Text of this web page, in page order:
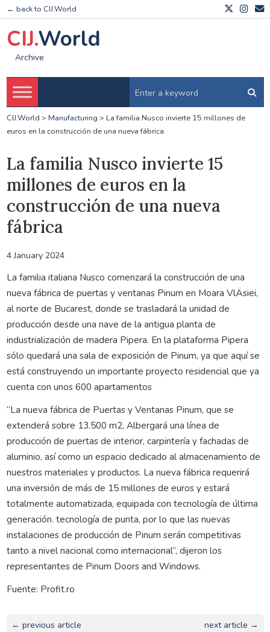
← back to CIJ.World
CIJ.World
Archive
CIJ.World > Manufacturing > La familia Nusco invierte 15 millones de
euros en la construcción de una nueva fábrica
La familia Nusco invierte 15
millones de euros en la
construcción de una nueva
fábrica
4 January 2024
La familia italiana Nusco comenzará la construcción de una
nueva fábrica de puertas y ventanas Pinum en Moara VlÄsiei,
al norte de Bucarest, donde se trasladará la unidad de
producción desde una nave de la antigua planta de
industrialización de madera Pipera. En la plataforma Pipera
sólo quedará una sala de exposición de Pinum, ya que aquí se
está construyendo un importante proyecto residencial que ya
cuenta con unos 600 apartamentos
“La nueva fábrica de Puertas y Ventanas Pinum, que se
extenderá sobre 13.500 m2, Albergará una línea de
producción de puertas de interior, carpintería y fachadas de
aluminio, así como un espacio dedicado al almacenamiento de
nuestros materiales y productos. La nueva fábrica requerirá
una inversión de más de 15 millones de euros y estará
totalmente automatizada, equipada con tecnología de última
generación. tecnología de punta, por lo que las nuevas
instalaciones de producción de Pinum serán competitivas
tanto a nivel nacional como internacional”, dijeron los
representantes de Pinum Doors and Windows.
Fuente: Profit.ro
← previous article next article →